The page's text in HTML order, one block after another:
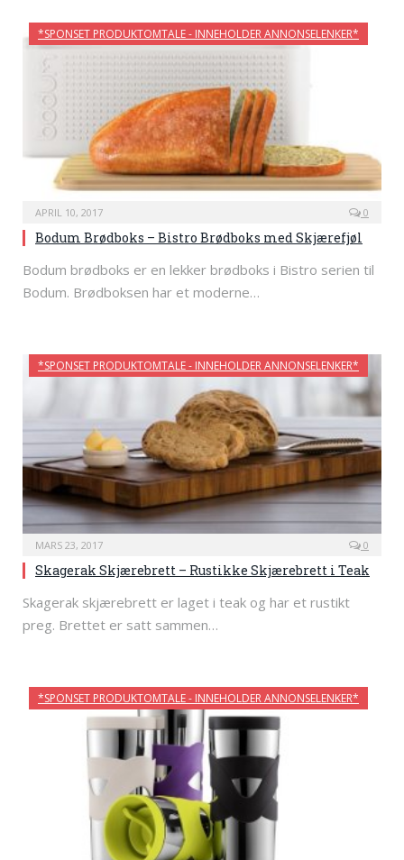
*SPONSET PRODUKTOMTALE - INNEHOLDER ANNONSELENKER*
APRIL 10, 2017 0
Bodum Brødboks – Bistro Brødboks med Skjærefjøl
Bodum brødboks er en lekker brødboks i Bistro serien til
Bodum. Brødboksen har et moderne…
*SPONSET PRODUKTOMTALE - INNEHOLDER ANNONSELENKER*
MARS 23, 2017 0
Skagerak Skjærebrett – Rustikke Skjærebrett i Teak
Skagerak skjærebrett er laget i teak og har et rustikt
preg. Brettet er satt sammen…
*SPONSET PRODUKTOMTALE - INNEHOLDER ANNONSELENKER*